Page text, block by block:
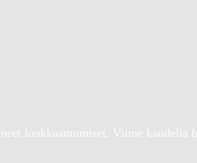
loukkaantumiset. Viime kaudella